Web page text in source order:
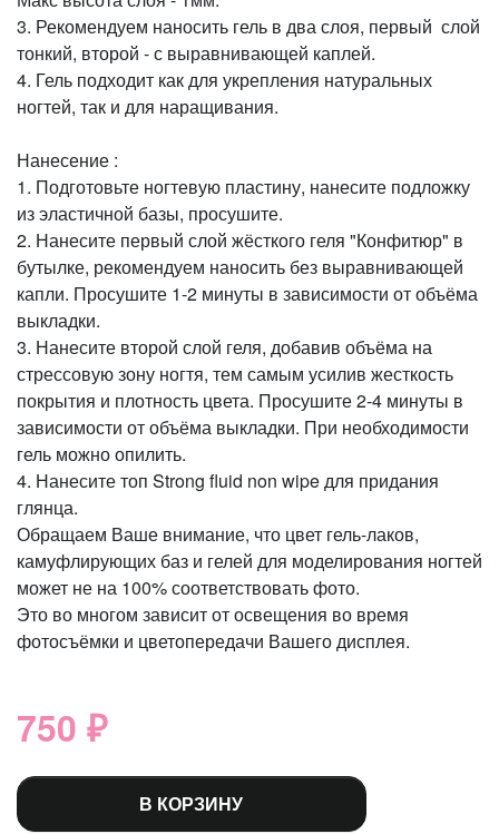
3. Рекомендуем наносить гель в два слоя, первый слой
тонкий, второй - с выравнивающей каплей.
4. Гель подходит как для укрепления натуральных
ногтей, так и для наращивания.
Нанесение :
1. Подготовьте ногтевую пластину, нанесите подложку
из эластичной базы, просушите.
2. Нанесите первый слой жёсткого геля "Конфитюр" в
бутылке, рекомендуем наносить без выравнивающей
капли. Просушите 1-2 минуты в зависимости от объёма
выкладки.
3. Нанесите второй слой геля, добавив объёма на
стрессовую зону ногтя, тем самым усилив жесткость
покрытия и плотность цвета. Просушите 2-4 минуты в
зависимости от объёма выкладки. При необходимости
гель можно опилить.
4. Нанесите топ Strong fluid non wipe для придания
глянца.
Обращаем Ваше внимание, что цвет гель-лаков,
камуфлирующих баз и гелей для моделирования ногтей
может не на 100% соответствовать фото.
Это во многом зависит от освещения во время
фотосъёмки и цветопередачи Вашего дисплея.
750 ₽
В КОРЗИНУ